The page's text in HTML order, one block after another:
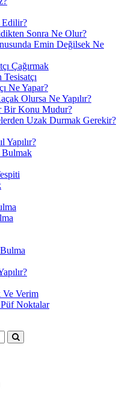
Edilir?
Sonra Ne Olur?
Emin Değilsek Ne
Çağırmak
Ne Yapar?
Olursa Ne Yapılır?
Bir Konu Mudur?
Uzak Durmak Gerekir?
Yapılır?
Bulmak
Verim
Noktalar